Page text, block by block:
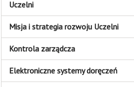
Uczelni
Misja i strategia rozwoju Uczelni
Kontrola zarządcza
Elektroniczne systemy doręczeń